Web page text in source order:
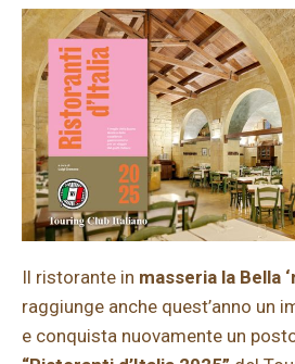
Il ristorante in masseria la Bella
raggiunge anche quest’anno un
e conquista nuovamente un